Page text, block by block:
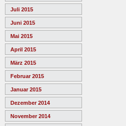
Juli 2015
Juni 2015
Mai 2015
April 2015
März 2015
Februar 2015
Januar 2015
Dezember 2014
November 2014